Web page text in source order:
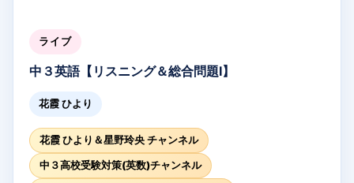
ライブ
中３英語【リスニング＆総合問題Ⅰ】
花霞 ひより
花霞 ひより＆星野玲央 チャンネル
中３高校受験対策(英数)チャンネル